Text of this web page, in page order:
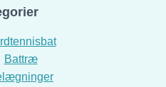
Battræ